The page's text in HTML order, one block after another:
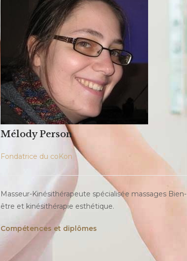
Mélody Person
Fondatrice du coKon
Masseur-Kinésithérapeute spécialisée massages Bien-
être et kinésithérapie esthétique.
Compétences et diplômes